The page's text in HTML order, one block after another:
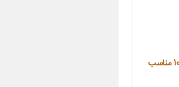
کلید لادری جهان پارت آریا کد 100621 مناسب